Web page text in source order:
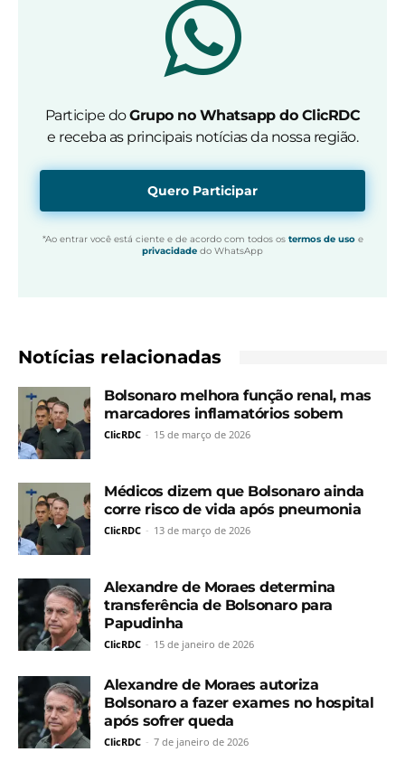
Participe doGrupo no Whatsapp do ClicRDC
e receba as principais notícias da nossa região.
Quero Participar
*Ao entrar você está ciente e de acordo com todos os termos de usoe
privacidade do WhatsApp
Notícias relacionadas
Bolsonaro melhora função renal, mas
marcadores inflamatórios sobem
ClicRDC - 15 de março de 2026
Médicos dizem que Bolsonaro ainda
corre risco de vida após pneumonia
ClicRDC - 13 de março de 2026
Alexandre de Moraes determina
transferência de Bolsonaro para
Papudinha
ClicRDC - 15 de janeiro de 2026
Alexandre de Moraes autoriza
Bolsonaro a fazer exames no hospital
após sofrer queda
ClicRDC - 7 de janeiro de 2026